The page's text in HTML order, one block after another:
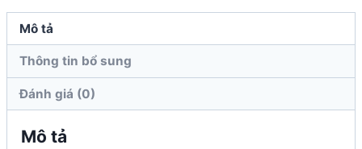
số
lượng
Mô tả
Thông tin bổ sung
Đánh giá (0)
Mô tả